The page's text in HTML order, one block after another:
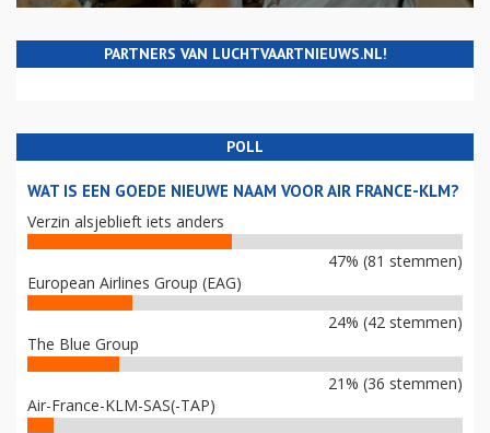
PARTNERS VAN LUCHTVAARTNIEUWS.NL!
POLL
WAT IS EEN GOEDE NIEUWE NAAM VOOR AIR FRANCE-KLM?
Verzin alsjeblieft iets anders
47% (81 stemmen)
European Airlines Group (EAG)
24% (42 stemmen)
The Blue Group
21% (36 stemmen)
Air-France-KLM-SAS(-TAP)